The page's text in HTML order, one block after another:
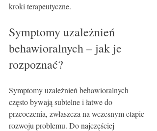
kroki terapeutyczne.
Symptomy uzależnień
behawioralnych – jak je
rozpoznać?
Symptomy uzależnień behawioralnych
często bywają subtelne i łatwe do
przeoczenia, zwłaszcza na wczesnym etapie
rozwoju problemu. Do najczęściej